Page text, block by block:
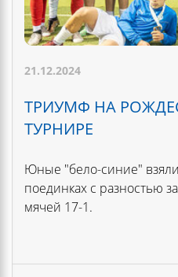
21.12.2024
ТРИУМФ НА
ТУРНИРЕ
Юные "бело-синие"
поединках с разностью
мячей 17-1.